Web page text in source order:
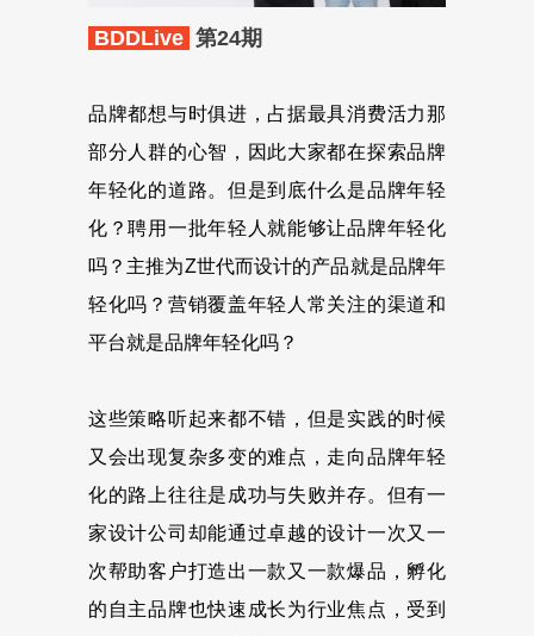
BDDLive 第24期
品牌都想与时俱进，占据最具消费活力那
部分人群的心智，因此大家都在探索品牌
年轻化的道路。但是到底什么是品牌年轻
化？聘用一批年轻人就能够让品牌年轻化
吗？主推为Z世代而设计的产品就是品牌年
轻化吗？营销覆盖年轻人常关注的渠道和
平台就是品牌年轻化吗？
这些策略听起来都不错，但是实践的时候
又会出现复杂多变的难点，走向品牌年轻
化的路上往往是成功与失败并存。但有一
家设计公司却能通过卓越的设计一次又一
次帮助客户打造出一款又一款爆品，孵化
的自主品牌也快速成长为行业焦点，受到